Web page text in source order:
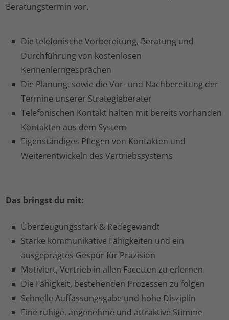
Beratungstermin vor.
Die telefonische Vorbereitung, Beratung und
Durchführung von kostenlosen
Kennenlerngesprächen
Die Planung, sowie die Vor- und Nachbereitung der
Termine unserer Strategieberater
Telefonischen Kontakt halten mit bereits vorhanden
Kontakten aus dem System
Eigenständiges Pflegen von Kontakten und
Weiterentwickeln des Vertriebssystems
Das bringst du mit:
Überzeugungsstark & Redegewandt
Starke kommunikative Fähigkeiten und ein
ausgeprägtes Gespür für Präzision
Motiviert, Vertrieb in allen Facetten zu erlernen
Die Fähigkeit, bestehenden Prozessen zu folgen
Schnelle Auffassungsgabe und hohe Disziplin
Eine ruhige, angenehme und attraktive Stimme